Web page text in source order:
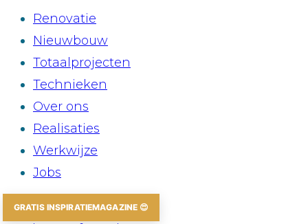
Renovatie
Nieuwbouw
Totaalprojecten
Technieken
Over ons
Realisaties
Werkwijze
Jobs
Contacteer ons
GRATIS INSPIRATIEMAGAZINE 😍